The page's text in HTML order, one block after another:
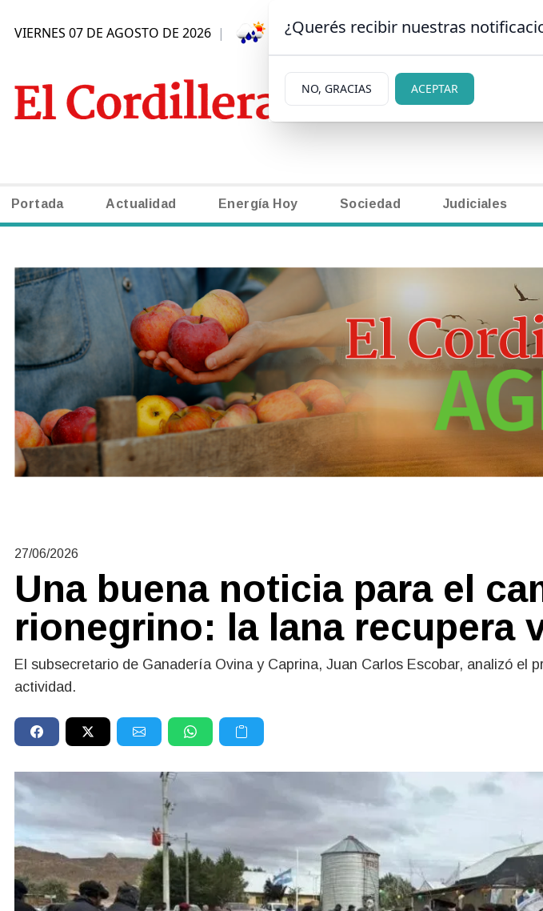
VIERNES 07 DE AGOSTO DE 2026 | 3ºC | SAN CARLOS DE BARILOCHE
Portada Actualidad Energía Hoy Sociedad Judiciales
27/06/2026
Una buena noticia para el
rionegrino: la lana recupera
El subsecretario de Ganadería Ovina y Caprina, Juan Carlos Escobar, analizó el
actividad.
¿Querés recibir nuestras
NO, GRACIAS ACEPTAR